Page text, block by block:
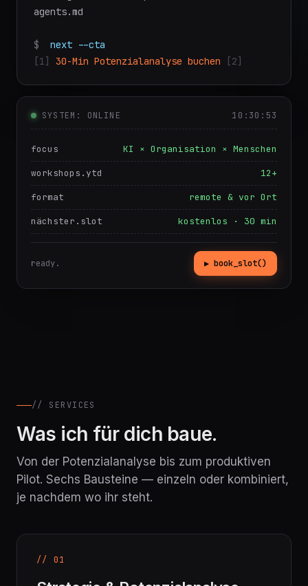
agents.md
$
next --cta
[1] 30-Min Potenzialanalyse buchen [2]
SYSTEM: ONLINE 10:30:54
focus KI × Organisation × Menschen
workshops.ytd 12+
format remote & vor Ort
nächster.slot kostenlos · 30 min
▶ book_slot()
Was ich für dich baue.
Von der Potenzialanalyse bis zum produktiven
Pilot. Sechs Bausteine — einzeln oder kombiniert,